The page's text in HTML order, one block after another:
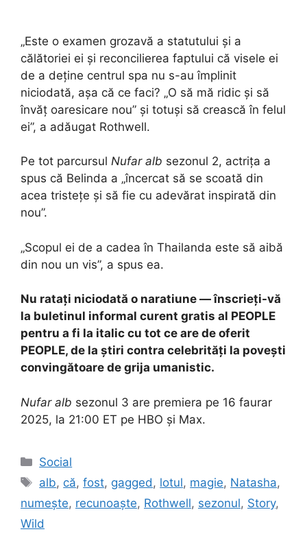
„Este o examen grozavă a statutului și a
călătoriei ei și reconcilierea faptului că visele ei
de a deține centrul spa nu s-au împlinit
niciodată, așa că ce faci? „O să mă ridic și să
învăț oaresicare nou” și totuși să crească în felul
ei”, a adăugat Rothwell.
Pe tot parcursul Nufar alb sezonul 2, actrița a
spus că Belinda a „încercat să se scoată din
acea tristețe și să fie cu adevărat inspirată din
nou”.
„Scopul ei de a cadea în Thailanda este să aibă
din nou un vis”, a spus ea.
Nu ratați niciodată o naratiune — înscrieți-vă
la buletinul informal curent gratis al PEOPLE
pentru a fi la italic cu tot ce are de oferit
PEOPLE, de la știri contra celebrități la povești
convingătoare de grija umanistic.
Nufar alb sezonul 3 are premiera pe 16 faurar
2025, la 21:00 ET pe HBO și Max.
Categories
Social
Tags
alb, că,fost, gagged , lotul, magie, Natasha,
numește, recunoaște, Rothwell, sezonul, Story,
Wild